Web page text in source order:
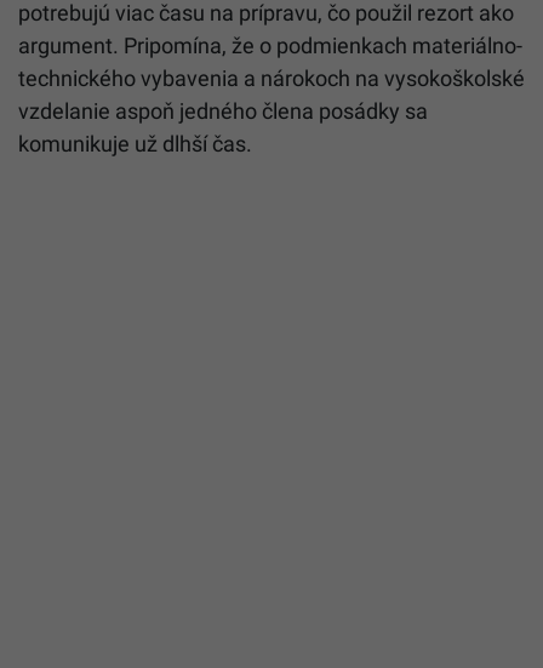
potrebujú viac času na prípravu, čo použil rezort ako
argument. Pripomína, že o podmienkach materiálno-
technického vybavenia a nárokoch na vysokoškolské
vzdelanie aspoň jedného člena posádky sa
komunikuje už dlhší čas.